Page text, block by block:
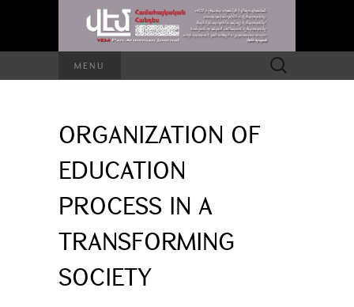
MENU
Search
for:
ORGANIZATION OF
EDUCATION
PROCESS IN A
TRANSFORMING
SOCIETY